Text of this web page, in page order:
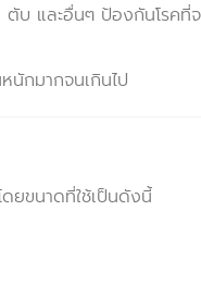
ตับ และอื่นๆ ป้องกันโรคที่จ
นักมากจนเกินไป
ยขนาดที่ใช้เป็นดังนี้